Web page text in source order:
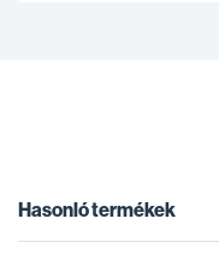
Hasonló termékek